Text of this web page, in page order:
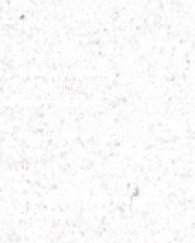
jouw cardiovasculaire
fitheid.
Regeneratie
fitnessindicator:
Optimaliseer jouw herstel
na inspanning.
Maximale prestatie:
Haal het maximale uit jouw
trainingssessies.
Ademhalingsdrempel en
FATmax:
Ontdek de